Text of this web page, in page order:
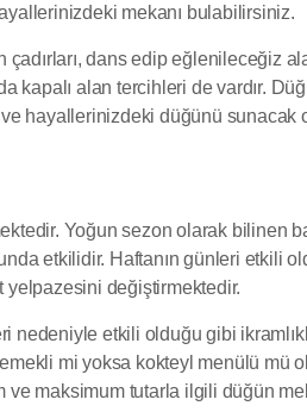
mekanı bulabilirsiniz.
dans edip eğlenileceğiz
kapalı alan tercihleri de vardır.
hayallerinizdeki düğünü sunacak
Yoğun sezon olarak bilinen
etkilidir. Haftanın günleri etkili
yelpazesini değiştirmektedir.
nedeniyle etkili olduğu gibi
mi yoksa kokteyl menülü mü
maksimum tutarla ilgili düğün